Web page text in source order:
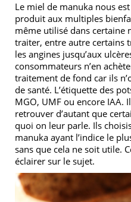
Le miel de manuka nous
produit aux multiples
même utilisé dans certaine
traiter, entre autre certains
les angines jusqu’aux
consommateurs n’en
traitement de fond car ils
de santé. L’étiquette des
MGO, UMF ou encore IAA.
retrouver d’autant que
quoi on leur parle. Ils
manuka ayant l’indice le
sans que cela ne soit utile.
éclairer sur le sujet.